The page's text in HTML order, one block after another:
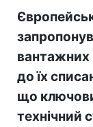
вантажних
до їх
що
технічний